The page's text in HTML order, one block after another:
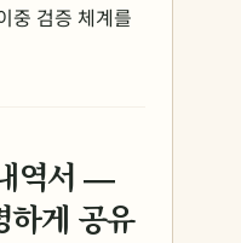
중 검증 체계를
역서 —
하게 공유